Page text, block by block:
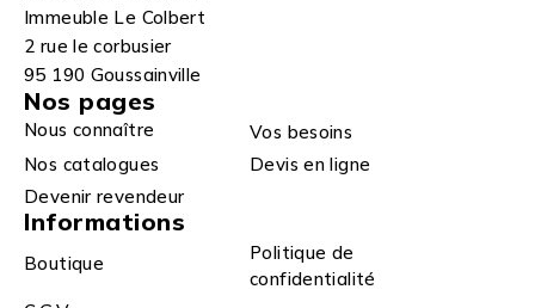
Immeuble Le Colbert
2 rue le corbusier
95 190 Goussainville
Nos pages
Nous connaître
Vos besoins
Nos catalogues
Devis en ligne
Devenir revendeur
Informations
Boutique
Politique de
confidentialité